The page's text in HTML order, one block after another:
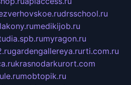
drsschool.ru
medikijob.ru
myragon.ru
gardengallereya.rurti.com.ru
krasnodarkurort.com
mobtopik.ru